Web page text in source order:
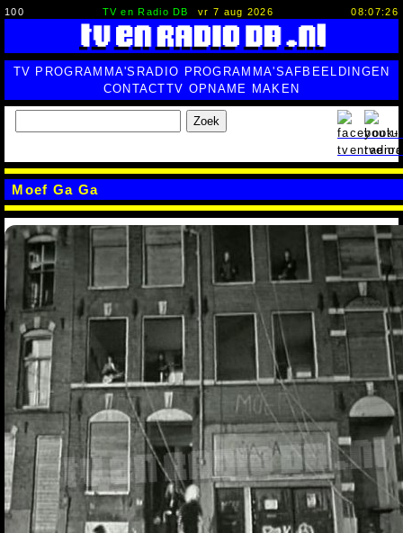
100 TV en Radio DB vr 7 aug 2026 08:07:27
TV PROGRAMMA'S RADIO PROGRAMMA'SAFBEELDINGEN
CONTACTTV OPNAME MAKEN
Zoek
Moef Ga Ga